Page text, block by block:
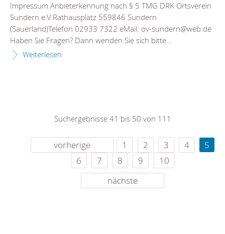
Impressum Anbieterkennung nach § 5 TMG DRK Ortsverein
Sundern e.V.Rathausplatz 559846 Sundern
(Sauerland)Telefon 02933 7322 eMail: ov-sundern@web.de
Haben Sie Fragen? Dann wenden Sie sich bitte...
Weiterlesen
Suchergebnisse 41 bis 50 von 111
vorherige 1 2 3 4
5
6
7 8 9
10
nächste